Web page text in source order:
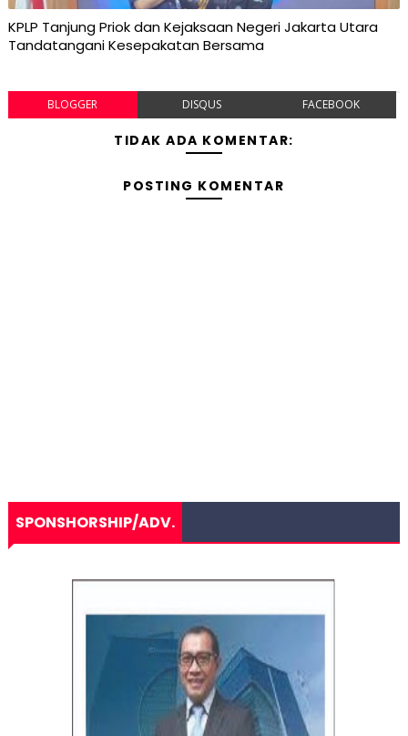
KPLP Tanjung Priok dan Kejaksaan Negeri Jakarta Utara
Tandatangani Kesepakatan Bersama
BLOGGER DISQUS FACEBOOK
TIDAK ADA KOMENTAR:
POSTING KOMENTAR
SPONSHORSHIP/ADV.